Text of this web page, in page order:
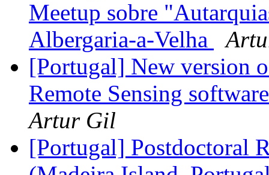
Meetup sobre
Albergaria-a-Velha
[Portugal] New version
Remote Sensing
Artur Gil
[Portugal] Postdoctoral